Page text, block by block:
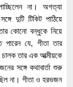
না। অগত্যা
দুটি টিকিট পাঠিয়ে
কোনো বন্ধুকে নিয়ে
যে, গীতা তার
চালক তার এক আত্মীয়কে
সঙ্গে কথাবার্তা শুরু
না। গীতা ও হরভজন